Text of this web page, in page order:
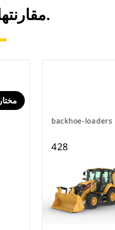
مقارنتها بشكل متكرر.
مختار
backhoe-loaders
428